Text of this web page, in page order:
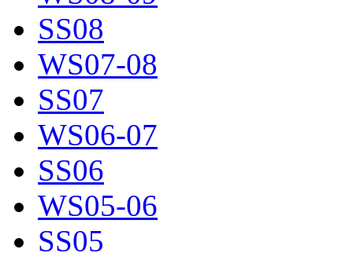
SS08
WS07-08
SS07
WS06-07
SS06
WS05-06
SS05